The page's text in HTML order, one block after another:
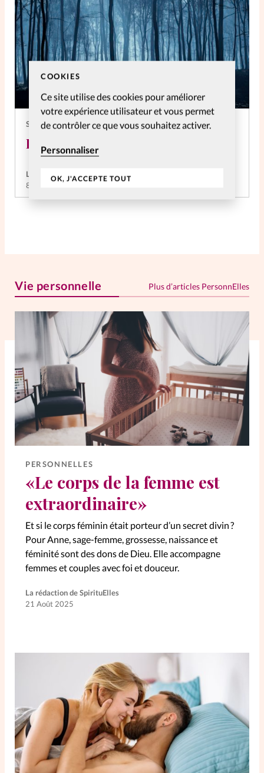
COOKIES
Ce site utilise des cookies pour améliorer
votre expérience utilisateur et vous permet
de contrôler ce que vous souhaitez activer.
Personnaliser
OK, J'ACCEPTE TOUT
SPIRITUELLES
Le monde spirituel me fait peur
La rédaction de SpirituElles
8 Avr 2025
Vie personnelle Plus d’articles PersonnElles
PERSONNELLES
«Le corps de la femme est
extraordinaire»
Et si le corps féminin était porteur d’un secret divin ?
Pour Anne, sage-femme, grossesse, naissance et
féminité sont des dons de Dieu. Elle accompagne
femmes et couples avec foi et douceur.
La rédaction de SpirituElles
21 Août 2025